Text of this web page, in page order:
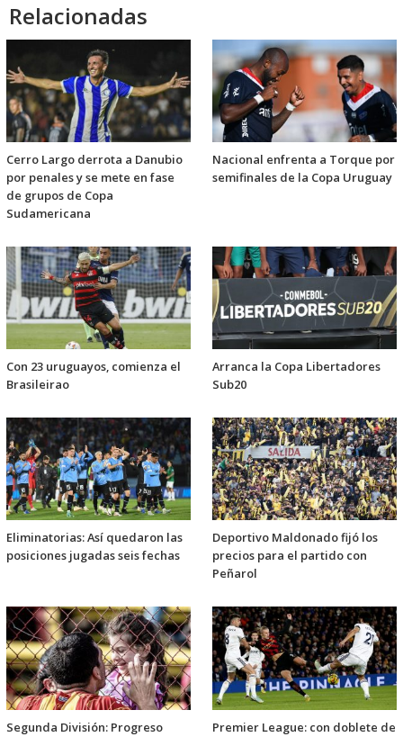
Relacionadas
Cerro Largo derrota a Danubio
por penales y se mete en fase
de grupos de Copa
Sudamericana
Nacional enfrenta a Torque por
semifinales de la Copa Uruguay
Con 23 uruguayos, comienza el
Brasileirao
Arranca la Copa Libertadores
Sub20
Eliminatorias: Así quedaron las
posiciones jugadas seis fechas
Deportivo Maldonado fijó los
precios para el partido con
Peñarol
Segunda División: Progreso
Premier League: con doblete de